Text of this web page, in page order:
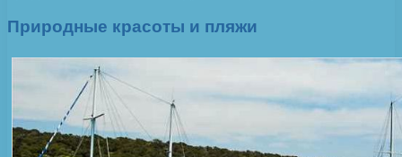
Природные красоты и пляжи